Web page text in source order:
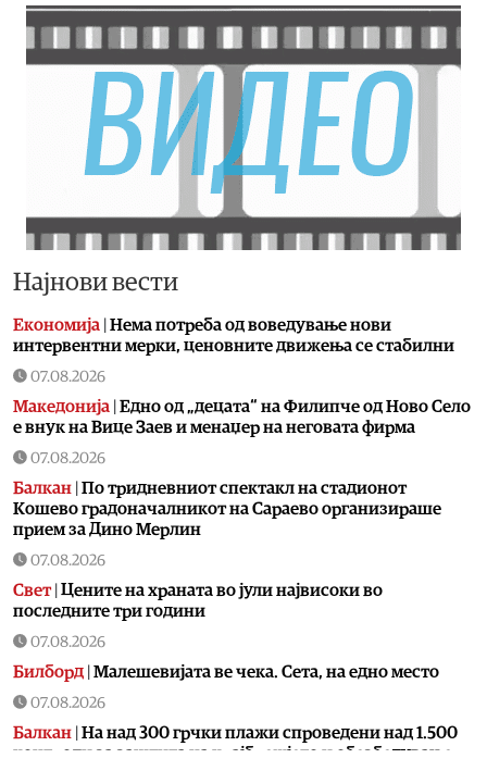
Најнови вести
Економија Нема потреба од воведување нови
интервентни мерки, ценовните движења се стабилни
07.08.2026
Македонија Едно од „децата“ на Филипче од Ново Село
е внук на Вице Заев и менаџер на неговата фирма
07.08.2026
Балкан По тридневниот спектакл на стадионот
Кошево градоначалникот на Сараево организираше
прием за Дино Мерлин
07.08.2026
Свет| Цените на храната во јули највисоки во
последните три години
07.08.2026
Билборд Малешевијата ве чека. Сета, на едно место
07.08.2026
Балкан На над 300 грчки плажи спроведени над 1.500
контроли за заштита на крајбрежјето и обезбедување